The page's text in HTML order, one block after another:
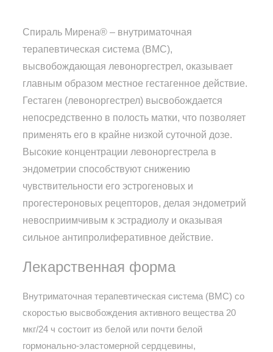
Спираль Мирена® – внутриматочная
терапевтическая система (ВМС),
высвобождающая левоноргестрел, оказывает
главным образом местное гестагенное действие.
Гестаген (левоноргестрел) высвобождается
непосредственно в полость матки, что позволяет
применять его в крайне низкой суточной дозе.
Высокие концентрации левоноргестрела в
эндометрии способствуют снижению
чувствительности его эстрогеновых и
прогестероновых рецепторов, делая эндометрий
невосприимчивым к эстрадиолу и оказывая
сильное антипролиферативное действие.
Лекарственная форма
Внутриматочная терапевтическая система (ВМС) со
скоростью высвобождения активного вещества 20
мкг/24 ч состоит из белой или почти белой
гормонально-эластомерной сердцевины,